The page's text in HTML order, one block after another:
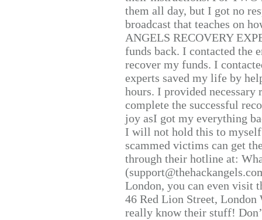
them all day, but I got no
broadcast that teaches on
ANGELS RECOVERY
funds back. I contacted the
recover my funds. I
experts saved my life by
hours. I provided
complete the successful
joy asI got my everything
I will not hold this to
scammed victims can get
through their hotline at:
London, you can even visit
46 Red Lion Street, London
really know their stuff!